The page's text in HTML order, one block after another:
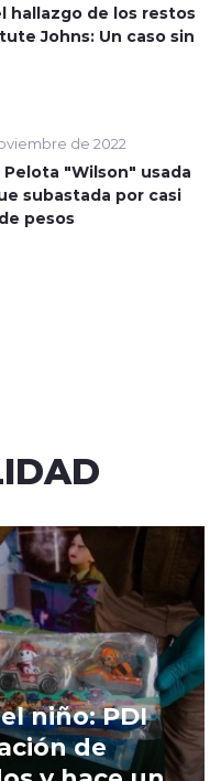
hallazgo de los restos
Johns: Un caso sin
de 2022
Pelota "Wilson" usada
subastada por casi
pesos
niño: PDI
de